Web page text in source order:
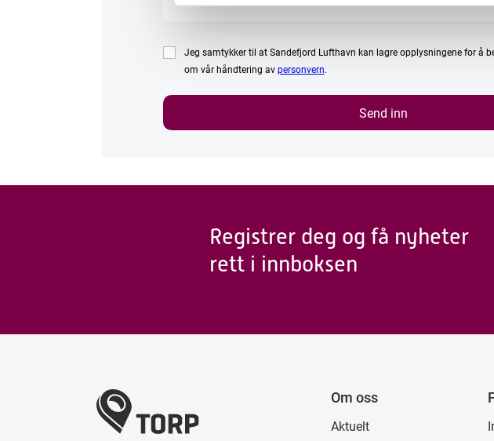
Jeg samtykker til at Sandefjord Lufthavn kan lagre opplysningene for å
om vår håndtering avpersonvern.
Registrer deg og få nyheter
rett i innboksen
Om oss
Aktuelt